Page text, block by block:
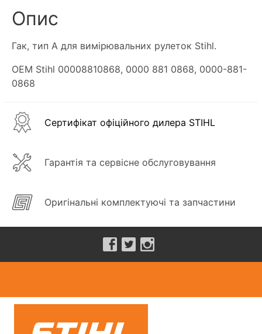
Опис
Гак, тип А для вимірювальних рулеток Stihl.
OEM Stihl 00008810868, 0000 881 0868, 0000-881-
0868
Сертифікат офіційного дилера STIHL
Гарантія та сервісне обслуговування
Оригінальні комплектуючі та запчастини